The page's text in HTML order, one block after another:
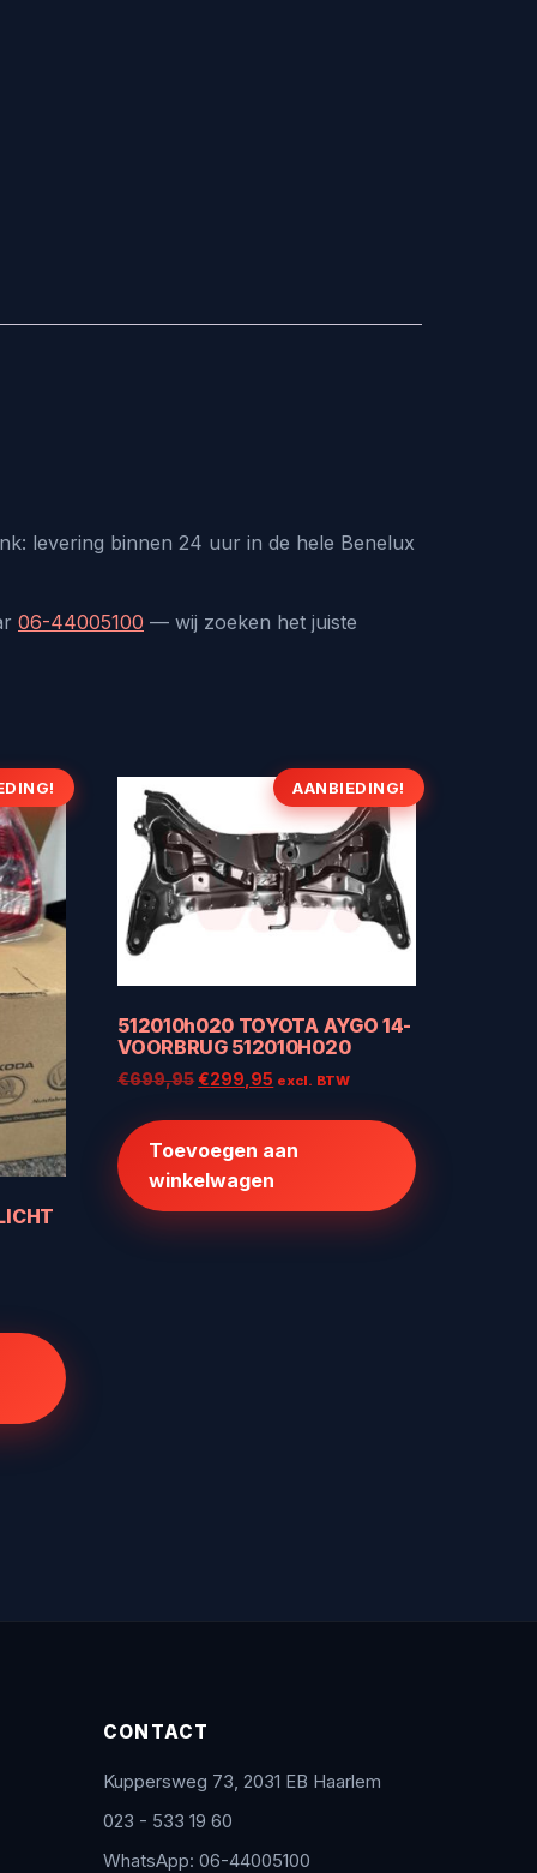
levering binnen 24 uur in de hele Benelux
06-44005100 — wij zoeken het juiste
AANBIEDING!
512010h020 TOYOTA AYGO 14-
VOORBRUG 512010H020
€699,95Oorspronkelijke
€699,95.
€299,95 Huidige
€299,95.
excl. BTW
Toevoegen aan
winkelwagen
CONTACT
Kuppersweg 73, 2031 EB Haarlem
023 - 533 19 60
WhatsApp: 06-44005100